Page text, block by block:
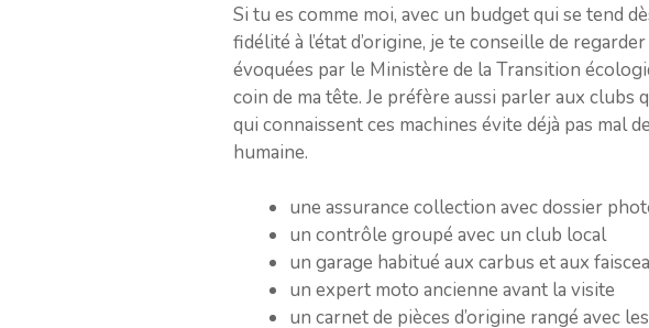
Si tu es comme moi, avec un budget qui se tend
fidélité à l’état d’origine, je te conseille de
évoquées par le Ministère de la Transition
coin de ma tête. Je préfère aussi parler aux clubs
qui connaissent ces machines évite déjà pas mal
humaine.
une assurance collection avec dossier
un contrôle groupé avec un club local
un garage habitué aux carbus et aux
un expert moto ancienne avant la visite
un carnet de pièces d’origine rangé avec